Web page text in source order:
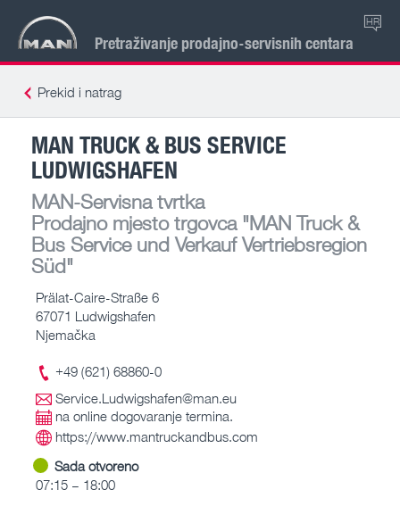
Pretraživanje prodajno-servisnih centara
HR
Prekid i natrag
MAN TRUCK & BUS SERVICE
LUDWIGSHAFEN
MAN-Servisna tvrtka
Prodajno mjesto trgovca"MAN Truck &
Bus Service und Verkauf Vertriebsregion
Süd"
Prälat-Caire-Straße 6
67071 Ludwigshafen
Njemačka
+49 (621) 68860-0
Service.Ludwigshafen@man.eu
na online dogovaranje termina.
https://www.mantruckandbus.com
Sada otvoreno
07:15 – 18:00